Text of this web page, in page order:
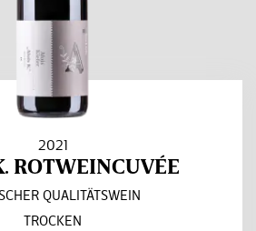
2021
ROTWEINCUVÉE
QUALITÄTSWEIN
TROCKEN